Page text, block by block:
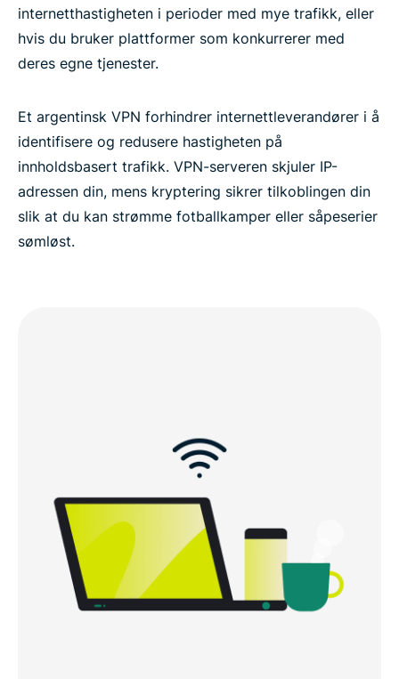
Hva annet får du med ExpressVPN?
Bør du velge et gratis VPN i Argentina?
Personvern og internettbekymringer i Argentina
Dette sier kunder om ExpressVPN
FAQ: VPN-er for Argentina
internetthastigheten i perioder med mye trafikk, eller
hvis du bruker plattformer som konkurrerer med
deres egne tjenester.
Et argentinsk VPN forhindrer internettleverandører i å
identifisere og redusere hastigheten på
innholdsbasert trafikk. VPN-serveren skjuler IP-
adressen din, mens kryptering sikrer tilkoblingen din
slik at du kan strømme fotballkamper eller såpeserier
sømløst.